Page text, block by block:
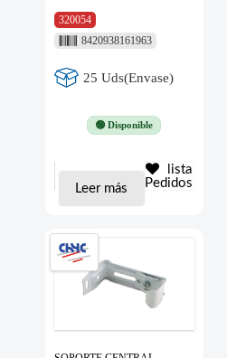
320054
8420938161963
25 Uds(Envase)
🟢 Disponible
Leer más
lista
Pedidos